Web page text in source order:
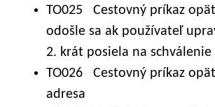
TO025 Cestovný príkaz
odošle sa ak používateľ
2. krát posiela na schválenie
TO026 Cestovný príkaz
adresa